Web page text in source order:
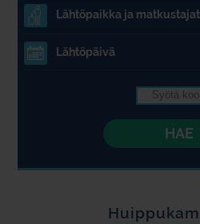
Lähtöpaikka ja matkustajat
Lähtöpäivä
HAE